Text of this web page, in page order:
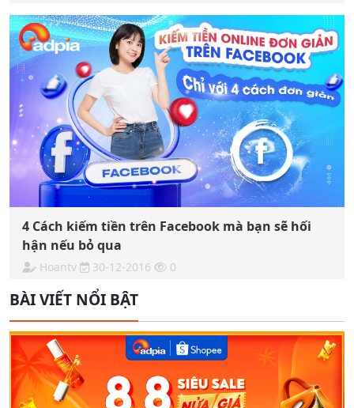
4 Cách kiếm tiền trên Facebook mà bạn sẽ hối
hận nếu bỏ qua
Hoantv 30-12-2016 0
BÀI VIẾT NỔI BẬT